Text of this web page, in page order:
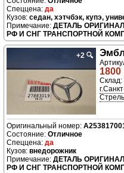
да
седан, хэтчбэк, купэ,
ДЕТАЛЬ
РФ И СНГ ТРАНСПОРТНОЙ
+2 🔍
1800
Склад:
Отличное
да
внедорожник
ДЕТАЛЬ
РФ И СНГ ТРАНСПОРТНОЙ